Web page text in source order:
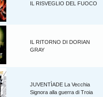
IL RISVEGLIO DEL FUOCO
IL RITORNO DI DORIAN
GRAY
JUVENTÌADE La Vecchia
Signora alla guerra di Troia